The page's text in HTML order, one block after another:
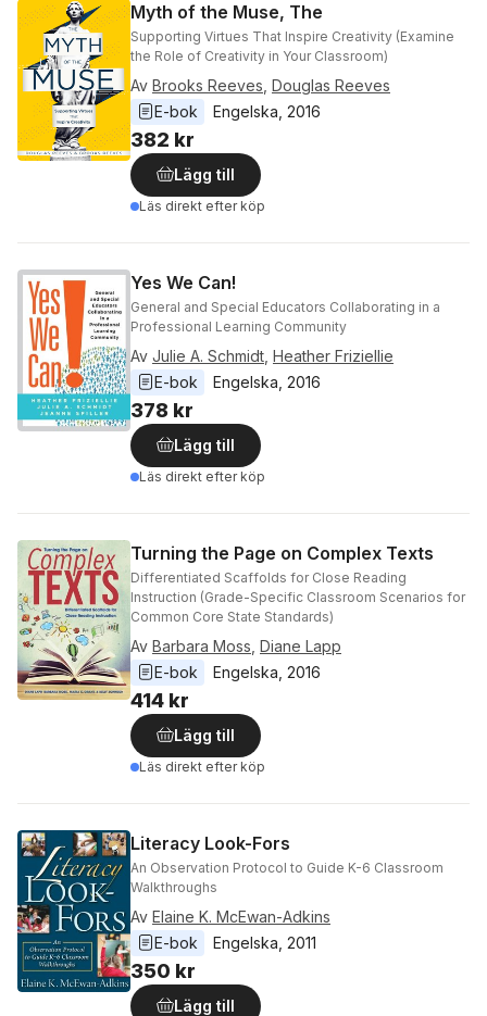
Myth of the Muse, The
Supporting Virtues That Inspire Creativity (Examine
the Role of Creativity in Your Classroom)
Av Brooks Reeves Douglas Reeves
E-bok
Engelska 2016
382 kr
Lägg till
Läs direkt efter köp
Yes We Can!
General and Special Educators Collaborating in a
Professional Learning Community
Av Julie A. Schmidt Heather Friziellie
E-bok
Engelska 2016
378 kr
Lägg till
Läs direkt efter köp
Turning the Page on Complex Texts
Differentiated Scaffolds for Close Reading
Instruction (Grade-Specific Classroom Scenarios for
Common Core State Standards)
Av Barbara Moss Diane Lapp
E-bok
Engelska 2016
414 kr
Lägg till
Läs direkt efter köp
Literacy Look-Fors
An Observation Protocol to Guide K-6 Classroom
Walkthroughs
Av Elaine K. McEwan-Adkins
E-bok
Engelska 2011
350 kr
Lägg till